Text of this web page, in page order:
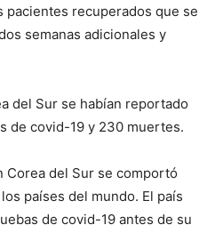
pacientes recuperados que se
semanas adicionales y
del Sur se habían reportado
de covid-19 y 230 muertes.
Corea del Sur se comportó
países del mundo. El país
de covid-19 antes de su